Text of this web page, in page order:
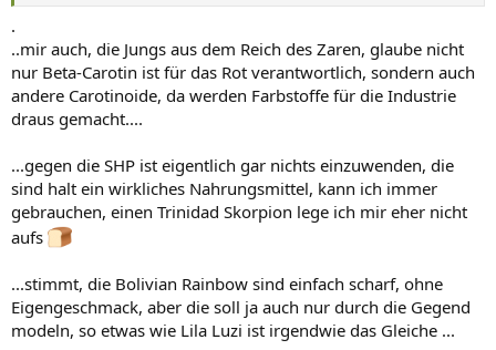
.
..mir auch, die Jungs aus dem Reich des Zaren, glaube nicht
nur Beta-Carotin ist für das Rot verantwortlich, sondern auch
andere Carotinoide, da werden Farbstoffe für die Industrie
draus gemacht....
...gegen die SHP ist eigentlich gar nichts einzuwenden, die
sind halt ein wirkliches Nahrungsmittel, kann ich immer
gebrauchen, einen Trinidad Skorpion lege ich mir eher nicht
aufs
...stimmt, die Bolivian Rainbow sind einfach scharf, ohne
Eigengeschmack, aber die soll ja auch nur durch die Gegend
modeln, so etwas wie Lila Luzi ist irgendwie das Gleiche ...